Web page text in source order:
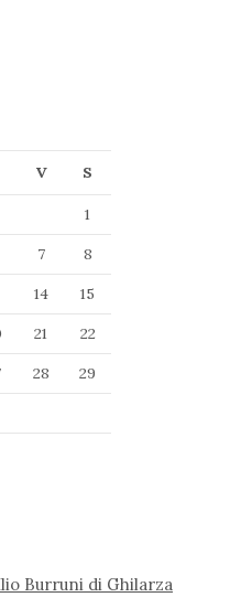
V S
1
7
8
14
15
21
22
28
29
Burruni di Ghilarza